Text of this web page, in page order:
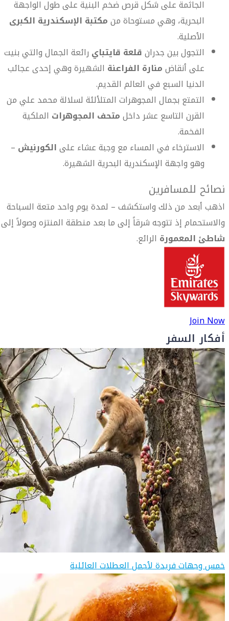
الجاثمة على شكل قرص ضخم البنية على طول الواجهة
البحرية، وهي مستوحاة منمكتبة الإسكندرية الكبرى
الأصلية.
التجول بين جدرانقلعة قايتباي رائعة الجمال والتي بنيت
على أنقاضمنارة الفراعنة الشهيرة وهي إحدى عجائب
الدنيا السبع في العالم القديم.
التمتع بجمال المجوهرات المتلألئة لسلالة محمد علي من
القرن التاسع عشر داخلمتحف المجوهرات الملكية
الفخمة.
الاسترخاء في المساء مع وجبة عشاء علىالكورنيش –
وهو واجهة الإسكندرية البحرية الشهيرة.
نصائح للمسافرين
اذهب أبعد من ذلك واستكشف – لمدة يوم واحد متعة السباحة
والاستحمام إذ تتوجه شرقاً إلى ما بعد منطقة المنتزه وصولاً إلى
شاطئ المعمورة الرائع.
Join Now
أفكار السفر
خمس وجهات فريدة لأجمل العطلات العائلية